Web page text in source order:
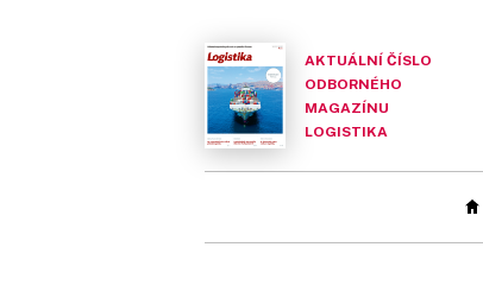
AKTUÁLNÍ ČÍSLO
ODBORNÉHO
MAGAZÍNU
LOGISTIKA